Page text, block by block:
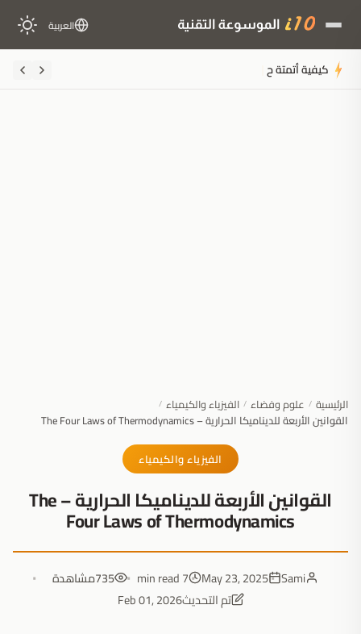
العربية
ملخَّص المقال
كيفية أتمتة حل الحوادث التقنية باست
الرئيسية / علوم وفضاء / الفيزياء والكيمياء /
القوانين الأربعة للديناميكا الحرارية – The Four Laws of Thermodynamics
الفيزياء والكيمياء
القوانين الأربعة للديناميكا الحرارية – The
Four Laws of Thermodynamics
Sami
May 23, 2025
7 min read
735مشاهدة
تم التحديثFeb 01, 2026